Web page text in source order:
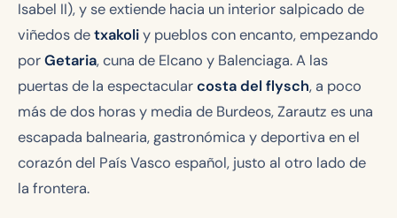
Isabel II), y se extiende hacia un interior salpicado de
viñedos detxakoliy pueblos con encanto, empezando
porGetaria, cuna de Elcano y Balenciaga. A las
puertas de la espectacularcosta del flysch, a poco
más de dos horas y media de Burdeos, Zarautz es una
escapada balnearia, gastronómica y deportiva en el
corazón del País Vasco español, justo al otro lado de
la frontera.